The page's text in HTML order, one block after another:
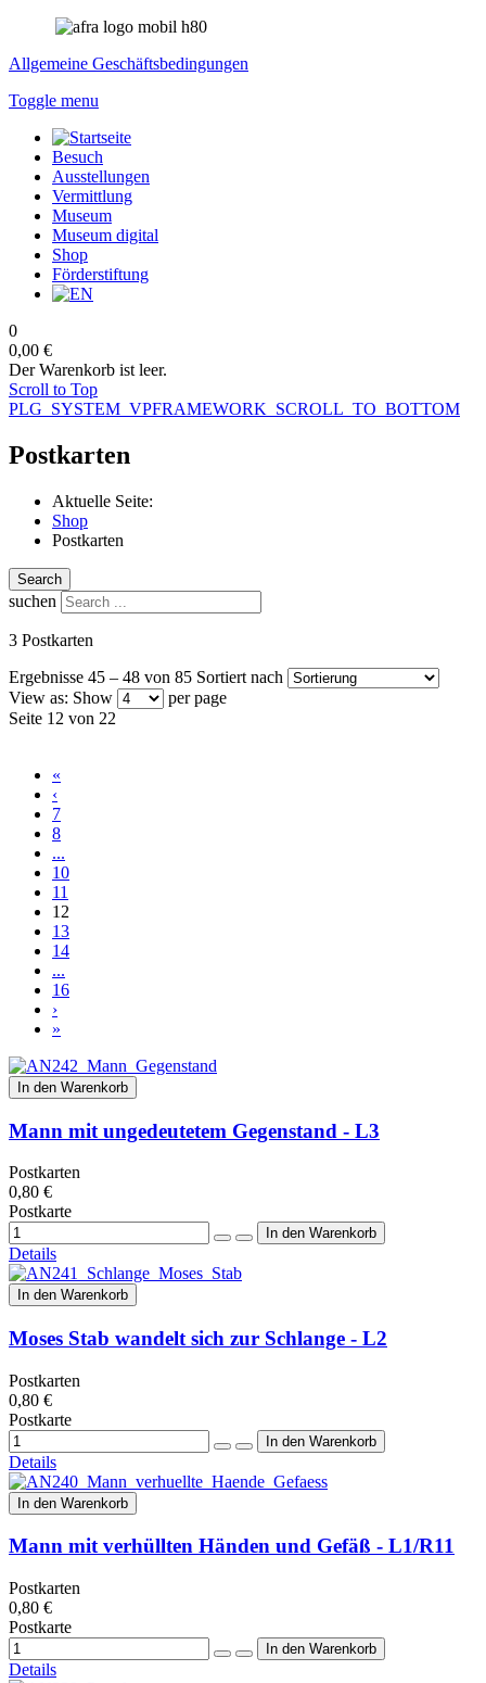
Allgemeine Geschäftsbedingungen
Toggle menu
Besuch
Ausstellungen
Vermittlung
Museum
Museum digital
Shop
Förderstiftung
0
0,00 €
Der Warenkorb ist leer.
Scroll to Top
PLG_SYSTEM_VPFRAMEWORK_SCROLL_TO_BOTTOM
Postkarten
Aktuelle Seite:
Shop
Postkarten
Search
suchen
3 Postkarten
Ergebnisse 45 – 48 von 85 Sortiert nach
View as: Show
per page
Seite 12 von 22
«
‹
7
8
...
10
11
12
13
14
...
16
›
»
In den Warenkorb
Mann mit ungedeutetem Gegenstand - L3
Postkarten
0,80 €
Postkarte
Details
In den Warenkorb
Moses Stab wandelt sich zur Schlange - L2
Postkarten
0,80 €
Postkarte
Details
In den Warenkorb
Mann mit verhüllten Händen und Gefäß - L1/R11
Postkarten
0,80 €
Postkarte
Details